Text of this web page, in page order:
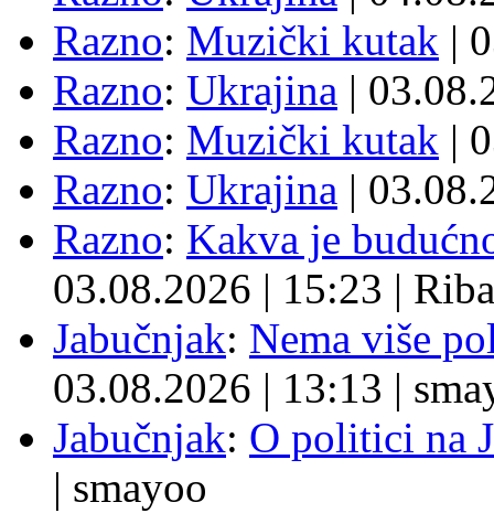
Razno: Muzički kutak |
Razno: Ukrajina |
Razno: Muzički kutak |
Razno: Ukrajina |
Razno: Kakva je
03.08.2026 | 15:23 | Riba
Jabučnjak: Nema više
03.08.2026 | 13:13 |
Jabučnjak: O politici na
| smayoo